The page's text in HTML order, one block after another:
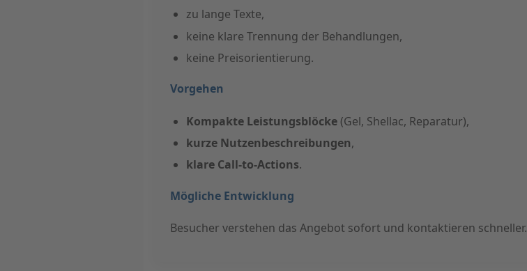
zu lange Texte,
keine klare Trennung der Behandlungen,
keine Preisorientierung.
Vorgehen
Kompakte Leistungsblöcke(Gel, Shellac, Reparatur),
kurze Nutzenbeschreibungen,
klare Call-to-Actions.
Mögliche Entwicklung
Besucher verstehen das Angebot sofort und kontaktieren schneller.